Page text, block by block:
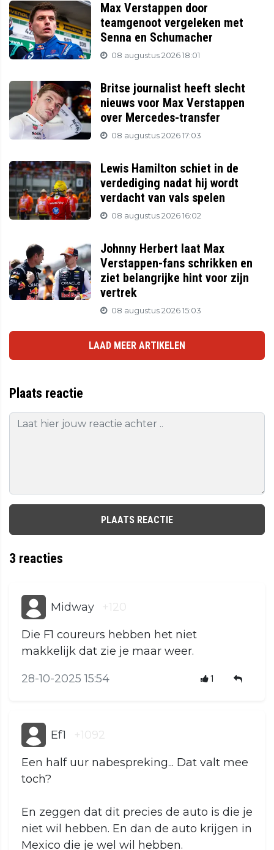
Max Verstappen door
teamgenoot vergeleken met
Senna en Schumacher
08 augustus 2026 18:01
Britse journalist heeft slecht
nieuws voor Max Verstappen
over Mercedes-transfer
08 augustus 2026 17:03
Lewis Hamilton schiet in de
verdediging nadat hij wordt
verdacht van vals spelen
08 augustus 2026 16:02
Johnny Herbert laat Max
Verstappen-fans schrikken en
ziet belangrijke hint voor zijn
vertrek
08 augustus 2026 15:03
LAAD MEER ARTIKELEN
Plaats reactie
PLAATS REACTIE
3 reacties
Midway +120
Die F1 coureurs hebben het niet
makkelijk dat zie je maar weer.
28-10-2025 15:54 1
Ef1 +1092
Een half uur nabespreking... Dat valt mee
toch?
En zeggen dat dit precies de auto is die je
niet wil hebben. En dan de auto krijgen in
Mexico die je wel wil hebben.